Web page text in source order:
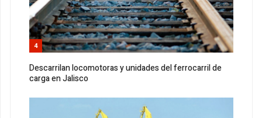
4
Descarrilan locomotoras y unidades del ferrocarril de
carga en Jalisco